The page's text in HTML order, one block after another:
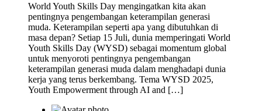
World Youth Skills Day mengingatkan kita akan
pentingnya pengembangan keterampilan generasi
muda. Keterampilan seperti apa yang dibutuhkan di
masa depan? Setiap 15 Juli, dunia memperingati World
Youth Skills Day (WYSD) sebagai momentum global
untuk menyoroti pentingnya pengembangan
keterampilan generasi muda dalam menghadapi dunia
kerja yang terus berkembang. Tema WYSD 2025,
Youth Empowerment through AI and […]